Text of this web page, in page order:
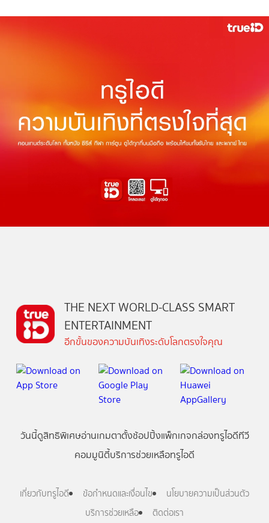
THE NEXT WORLD-CLASS SMART
ENTERTAINMENT
อีกขั้นของความบันเทิงระดับโลกตรงใจคุณ
วันนี้ดูสิทธิพิเศษอ่านเกมตาตั้งช้อปปิ้งแพ็กเกจกล่องทรูไอดีทีวี
คอมมูนิตี้บริการช่วยเหลือทรูไอดี
เกี่ยวกับทรูไอดี ข้อกำหนดและเงื่อนไข
นโยบายความเป็นส่วนตัว
บริการช่วยเหลือ
ติดต่อเรา